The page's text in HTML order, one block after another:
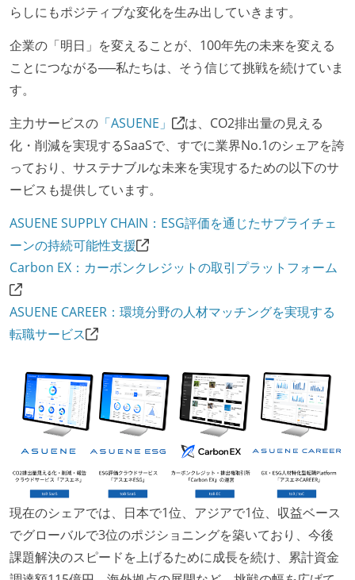
らしにもポジティブな変化を生み出していきます。
企業の「明日」を変えることが、100年先の未来を変える
ことにつながる──私たちは、そう信じて挑戦を続けていま
す。
主力サービスの 「ASUENE」
は、CO2排出量の見える
化・削減を実現するSaaSで、すでに業界No.1のシェアを誇
っており、サステナブルな未来を実現するための以下のサ
ービスも提供しています。
ASUENE SUPPLY CHAIN：ESG評価を通じたサプライチェ
ーンの持続可能性支援
Carbon EX：カーボンクレジットの取引プラットフォーム
ASUENE CAREER：環境分野の人材マッチングを実現する
転職サービス
現在のシェアでは、日本で1位、アジアで1位、収益ベース
でグローバルで3位のポジショニングを築いており、今後
課題解決のスピードを上げるために成長を続け、累計資金